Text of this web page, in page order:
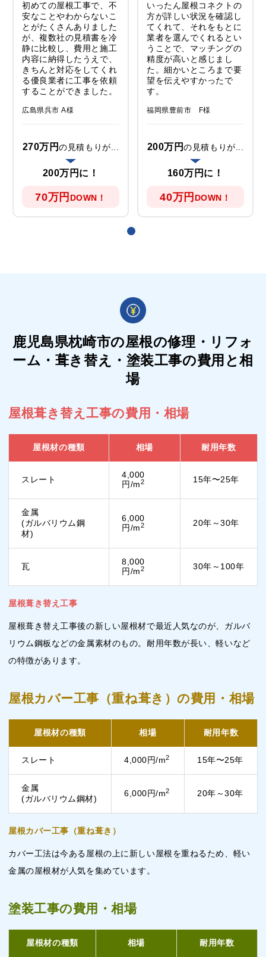
初めての屋根工事で、不
安なことやわからないこ
とがたくさんありました
が、複数社の見積書を冷
静に比較し、費用と施工
内容に納得したうえで、
きちんと対応をしてくれ
る優良業者に工事を依頼
することができました。
広島県呉市 A様
270万円の見積もりが...
200万円に！
70万円 DOWN！
いったん屋根コネクトの
方が詳しい状況を確認し
てくれて、それをもとに
業者を選んでくれるとい
うことで、マッチングの
精度が高いと感じまし
た。細かいところまで要
望を伝えやすかったで
す。
福岡県豊前市 F様
200万円の見積もりが...
160万円に！
40万円 DOWN！
鹿児島県枕崎市の屋根の修理・リフォ
ーム・葺き替え・塗装工事の費用と相
場
屋根葺き替え工事の費用・相場
屋根材の種類 相場 耐用年数
スレート
4,000
円/m2 15年〜25年
金属
(ガルバリウム鋼
材)
6,000
円/m2 20年～30年
瓦
8,000
円/m2 30年～100年
屋根葺き替え工事
屋根葺き替え工事後の新しい屋根材で最近人気なのが、ガルバ
リウム鋼板などの金属素材のもの。耐用年数が長い、軽いなど
の特徴があります。
屋根カバー工事（重ね葺き）の費用・相場
屋根材の種類 相場 耐用年数
スレート 4,000円/m2 15年〜25年
金属
(ガルバリウム鋼材)
6,000円/m2 20年～30年
屋根カバー工事（重ね葺き）
カバー工法は今ある屋根の上に新しい屋根を重ねるため、軽い
金属の屋根材が人気を集めています。
塗装工事の費用・相場
屋根材の種類 相場 耐用年数